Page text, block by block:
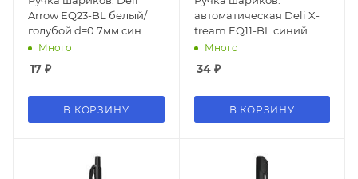
Arrow EQ23-BL белый/
голубой d=0.7мм син.
черн. (1шт)
Много
17 ₽
В КОРЗИНУ
автоматическая Deli X-
tream EQ11-BL синий
мет./синий d=0.7мм син.
Много
34₽
В КОРЗИНУ